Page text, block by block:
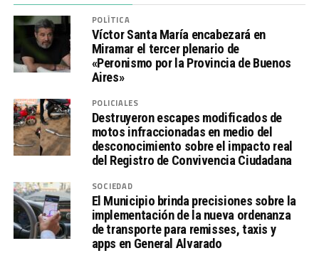
POLÍTICA
Víctor Santa María encabezará en
Miramar el tercer plenario de
«Peronismo por la Provincia de Buenos
Aires»
POLICIALES
Destruyeron escapes modificados de
motos infraccionadas en medio del
desconocimiento sobre el impacto real
del Registro de Convivencia Ciudadana
SOCIEDAD
El Municipio brinda precisiones sobre la
implementación de la nueva ordenanza
de transporte para remisses, taxis y
apps en General Alvarado